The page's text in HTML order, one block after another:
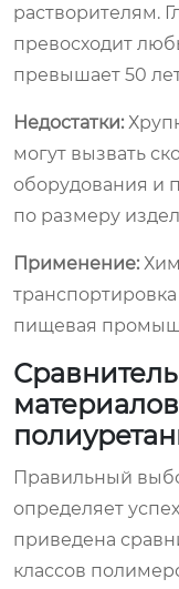
растворителям.
превосходит
превышает 50
Недостатки:
могут вызвать
оборудования и
по размеру
Применение:
пищевая
Правильный
определяет
приведена
классов